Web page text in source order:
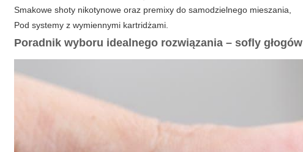
Smakowe shoty nikotynowe oraz premixy do samodzielnego mieszania,
Pod systemy z wymiennymi kartridżami.
Poradnik wyboru idealnego rozwiązania –sofly głogów